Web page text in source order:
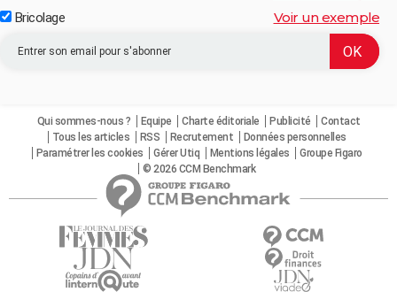
Bricolage Voir un exemple
Qui sommes-nous ? Equipe Charte éditoriale Publicité
Contact
Tous les articles
RSS Recrutement
Données personnelles
Paramétrer les cookies
Gérer Utiq Mentions légales
Groupe Figaro
© 2026 CCM Benchmark